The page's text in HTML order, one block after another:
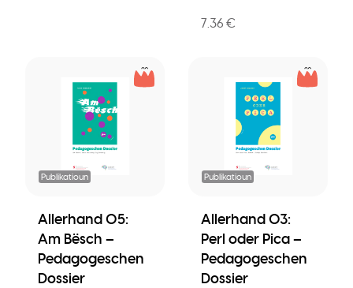
7.36 €
Publikatioun
Allerhand 05:
Am Bësch –
Pedagogeschen
Dossier
Publikatioun
Allerhand 03:
Perl oder Pica –
Pedagogeschen
Dossier